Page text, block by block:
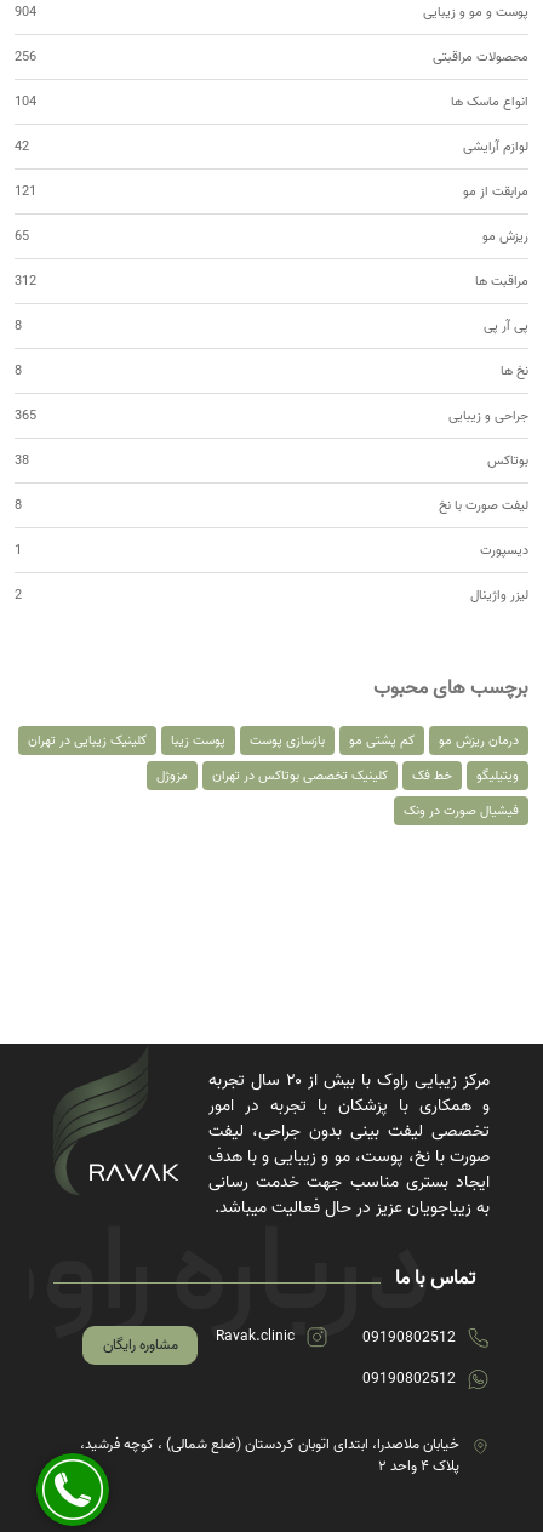
پوست و مو و زیبایی 904
محصولات مراقبتی 256
انواع ماسک ها 104
لوازم آرایشی 42
مرابقت از مو 121
ریزش مو 65
مراقبت ها 312
پی آر پی 8
نخ ها 8
جراحی و زیبایی 365
بوتاکس 38
لیفت صورت با نخ 8
دیسپورت 1
لیزر واژینال 2
برچسب های محبوب
درمان ریزش مو کم پشتی مو بازسازی پوست پوست زیبا
کلینیک زیبایی در تهران
ویتیلیگو
خط فک کلینیک تخصصی بوتاکس در تهران
مزوژل
فیشیال صورت در ونک
مرکز زیبایی راوک با بیش از ۲۰ سال تجربه
و همکاری با پزشکان با تجربه در امور
تخصصی لیفت بینی بدون جراحی، لیفت
صورت با نخ، پوست، مو و زیبایی و با هدف
ایجاد بستری مناسب جهت خدمت رسانی
به زیباجویان عزیز در حال فعالیت میباشد.
تماس با ما
09190802512
09190802512
Ravak.clinic مشاوره رایگان
خیابان ملاصدرا، ابتدای اتوبان کردستان (ضلع شمالی) ، کوچه فرشید،
پلاک ۴ واحد ۲